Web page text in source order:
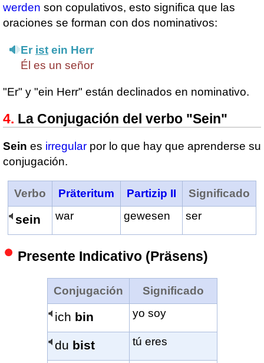
werden son copulativos, esto significa que las
oraciones se forman con dos nominativos:
Er ist ein Herr
Él es un señor
"Er" y "ein Herr" están declinados en nominativo.
La Conjugación del verbo "Sein"
Sein es irregular por lo que hay que aprenderse su
conjugación.
Verbo Präteritum Partizip II Significado
sein war gewesen ser
Presente Indicativo (Präsens)
Conjugación Significado
ich bin yo soy
du bist tú eres